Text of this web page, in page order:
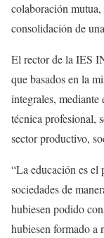
colaboración mutua,
consolidación de
El rector de la IES
que basados en la
integrales,
técnica profesional,
sector productivo,
“La educación es el
sociedades de
hubiesen podido
hubiesen formado